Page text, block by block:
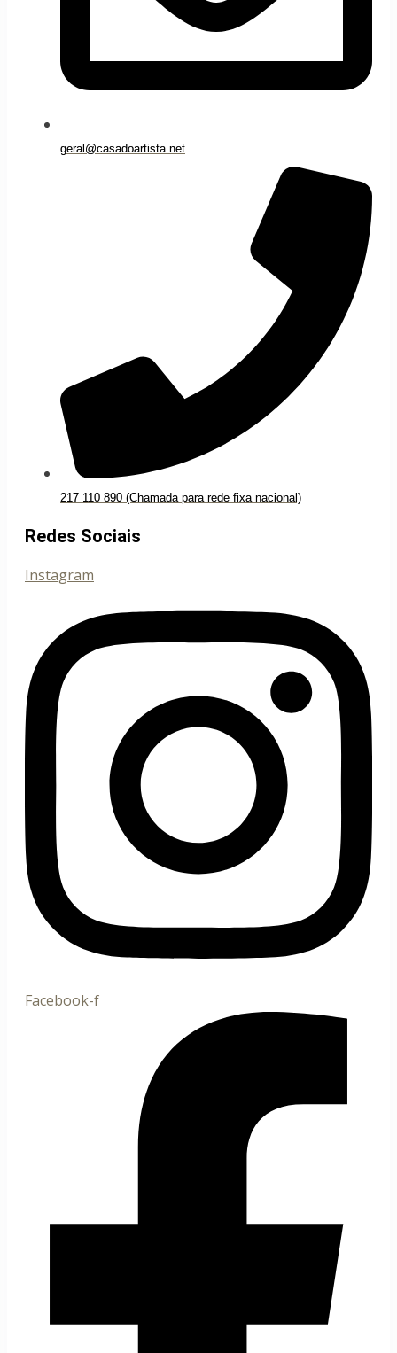
geral@casadoartista.net
217 110 890 (Chamada para rede fixa nacional)
Redes Sociais
Instagram
Facebook-f